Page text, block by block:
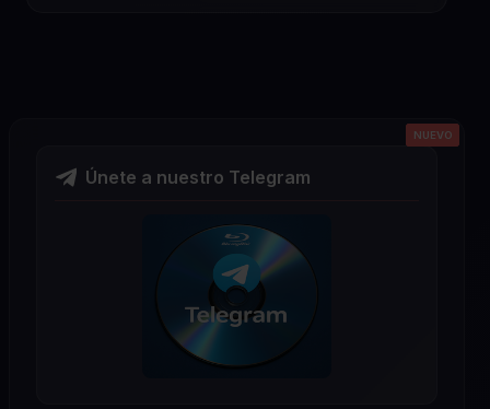
Únete a nuestro Telegram
NUEVO
NUEVO
NUEVO
NUEVO
NUEVO